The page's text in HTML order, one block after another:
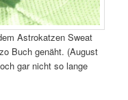
Astrokatzen Sweat
Buch genäht. (August
gar nicht so lange